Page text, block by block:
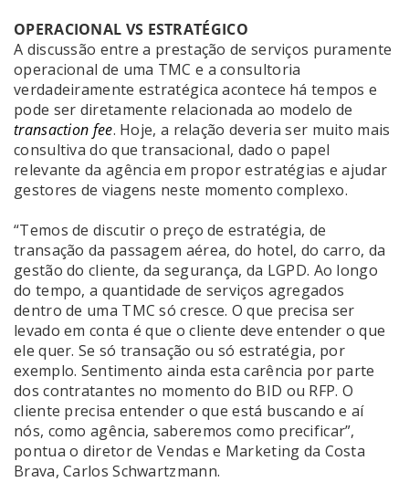
OPERACIONAL VS ESTRATÉGICO
A discussão entre a prestação de serviços puramente
operacional de uma TMC e a consultoria
verdadeiramente estratégica acontece há tempos e
pode ser diretamente relacionada ao modelo de
transaction fee. Hoje, a relação deveria ser muito mais
consultiva do que transacional, dado o papel
relevante da agência em propor estratégias e ajudar
gestores de viagens neste momento complexo.
“Temos de discutir o preço de estratégia, de
transação da passagem aérea, do hotel, do carro, da
gestão do cliente, da segurança, da LGPD. Ao longo
do tempo, a quantidade de serviços agregados
dentro de uma TMC só cresce. O que precisa ser
levado em conta é que o cliente deve entender o que
ele quer. Se só transação ou só estratégia, por
exemplo. Sentimento ainda esta carência por parte
dos contratantes no momento do BID ou RFP. O
cliente precisa entender o que está buscando e aí
nós, como agência, saberemos como precificar”,
pontua o diretor de Vendas e Marketing da Costa
Brava, Carlos Schwartzmann.